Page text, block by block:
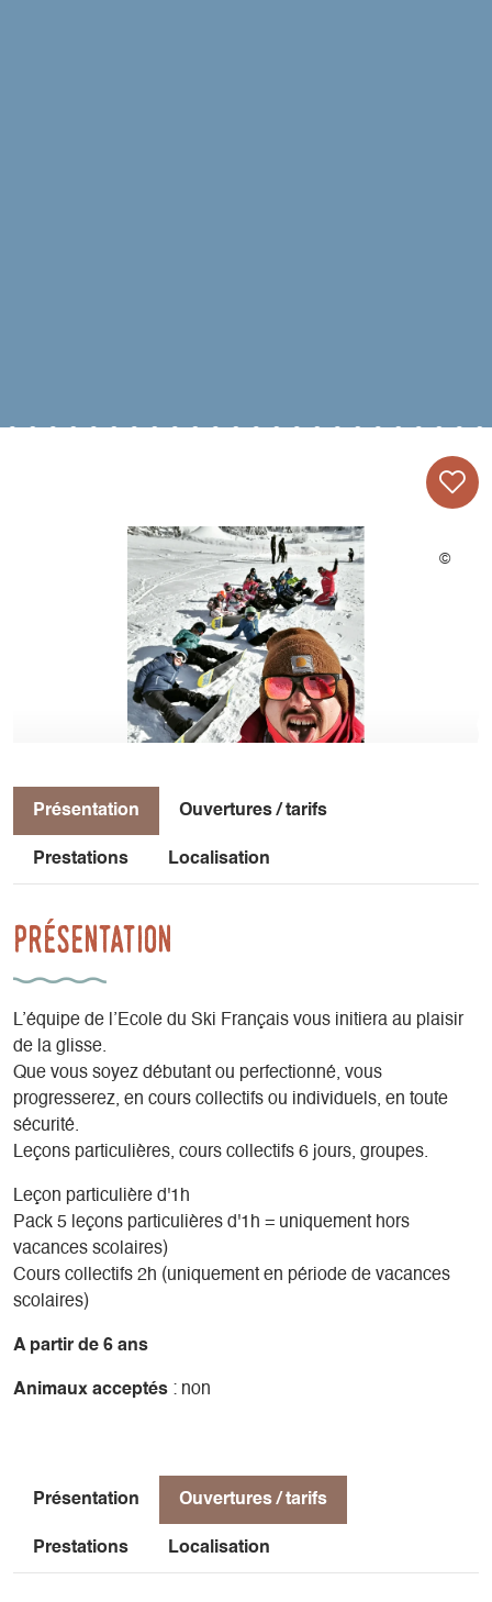
Présentation Ouvertures / tarifs
Prestations Localisation
Présentation
L’équipe de l’Ecole du Ski Français vous initiera au plaisir
de la glisse.
Que vous soyez débutant ou perfectionné, vous
progresserez, en cours collectifs ou individuels, en toute
sécurité.
Leçons particulières, cours collectifs 6 jours, groupes.
Leçon particulière d'1h
Pack 5 leçons particulières d'1h = uniquement hors
vacances scolaires)
Cours collectifs 2h (uniquement en période de vacances
scolaires)
A partir de 6 ans
Animaux acceptés : non
Présentation Ouvertures / tarifs
Prestations Localisation